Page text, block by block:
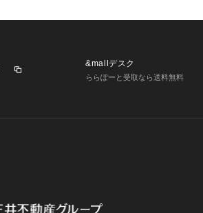
&mallデスク
ららぽーと受取なら送料無料